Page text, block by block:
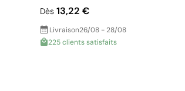
Dès13,22 €
Livraison26/08 - 28/08
225 clients satisfaits